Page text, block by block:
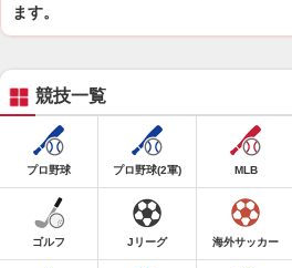
ます。
競技一覧
プロ野球 プロ野球(2軍) MLB
ゴルフ Jリーグ 海外サッカー